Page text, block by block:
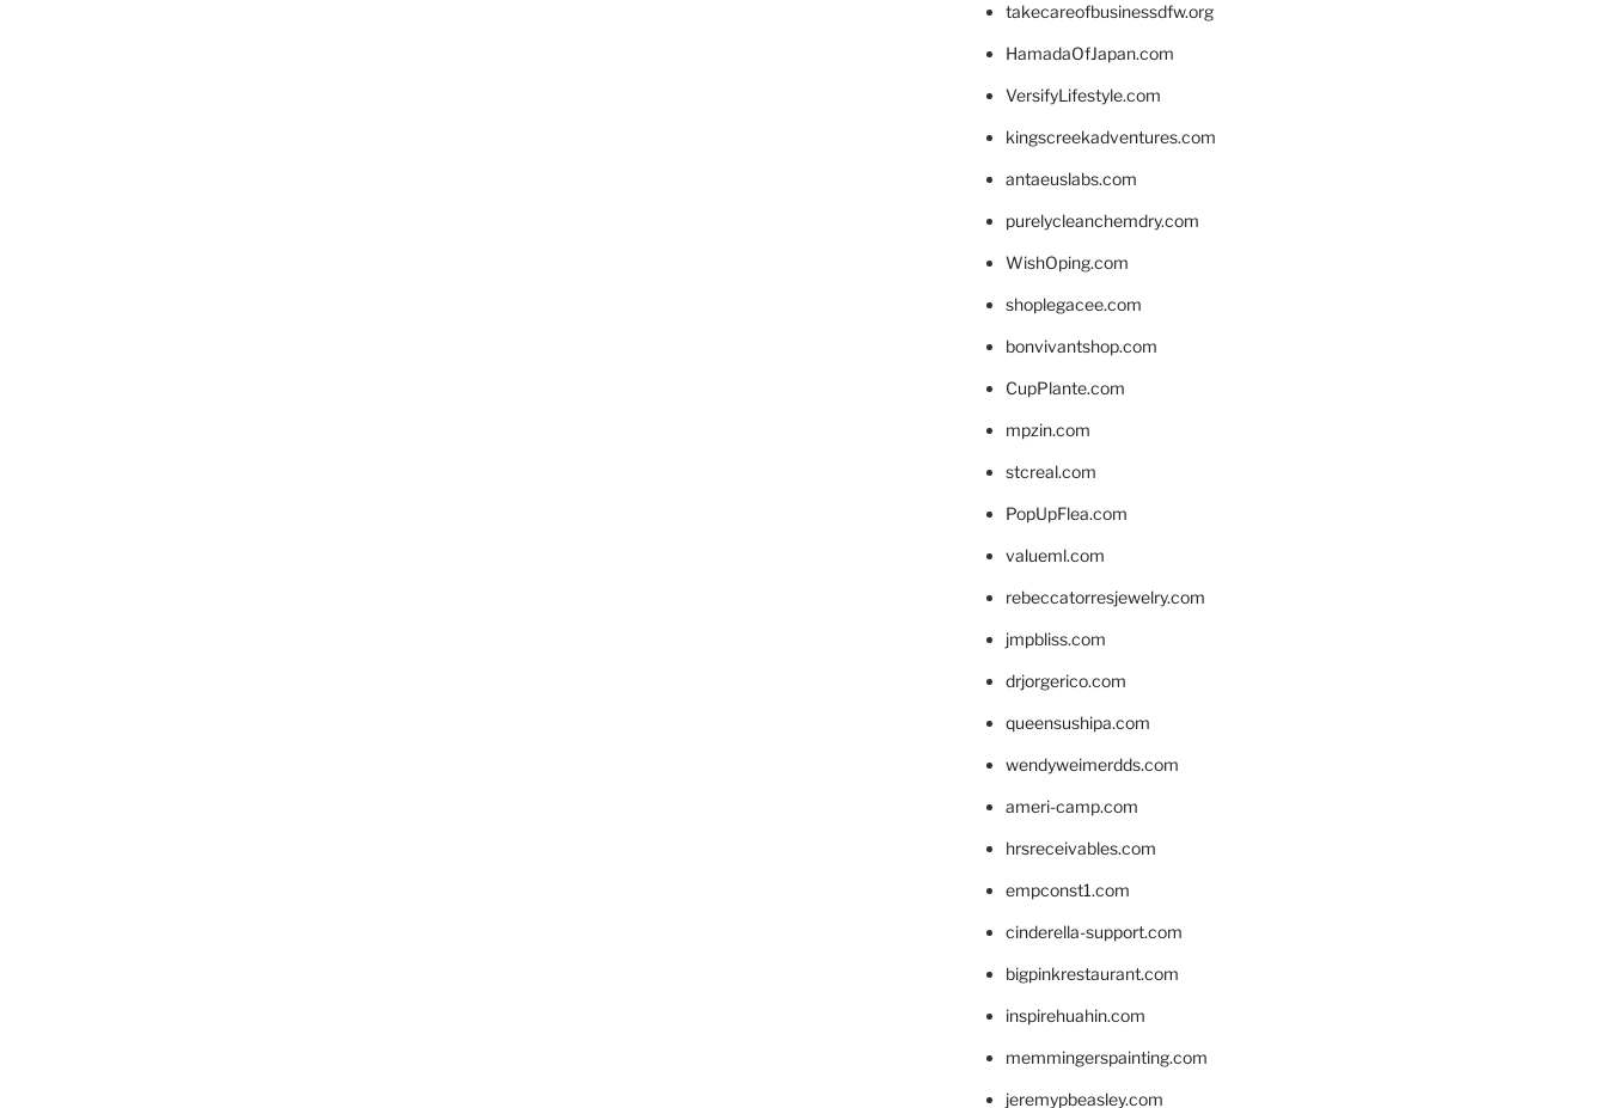
takecareofbusinessdfw.org
HamadaOfJapan.com
VersifyLifestyle.com
kingscreekadventures.com
antaeuslabs.com
purelycleanchemdry.com
WishOping.com
shoplegacee.com
bonvivantshop.com
CupPlante.com
mpzin.com
stcreal.com
PopUpFlea.com
valueml.com
rebeccatorresjewelry.com
jmpbliss.com
drjorgerico.com
queensushipa.com
wendyweimerdds.com
ameri-camp.com
hrsreceivables.com
empconst1.com
cinderella-support.com
bigpinkrestaurant.com
inspirehuahin.com
memmingerspainting.com
jeremypbeasley.com